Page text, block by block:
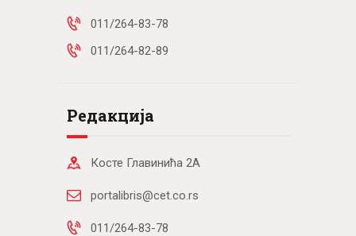
011/264-83-78
011/264-82-89
Редакција
Косте Главинића 2А
portalibris@cet.co.rs
011/264-83-78